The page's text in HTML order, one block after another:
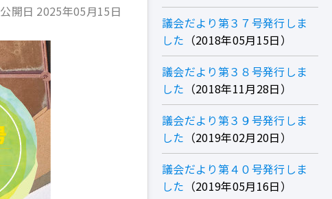
公開日 2025年05月15日
議会だより第３７号発行しま
した
2018年05月15日
議会だより第３８号発行しま
した
2018年11月28日
議会だより第３９号発行しま
した
2019年02月20日
議会だより第４０号発行しま
した
2019年05月16日